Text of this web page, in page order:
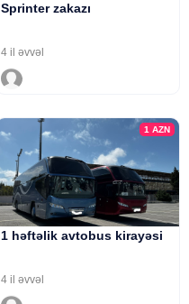
Sprinter zakazı
4 il əvvəl
1 AZN
1 həftəlik avtobus kirayəsi
4 il əvvəl